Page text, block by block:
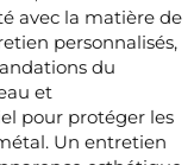
avec la matière de
personnalisés,
du
et
pour protéger les
Un entretien